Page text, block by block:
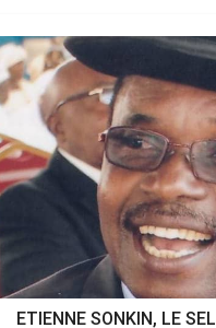
ETIENNE SONKIN, LE